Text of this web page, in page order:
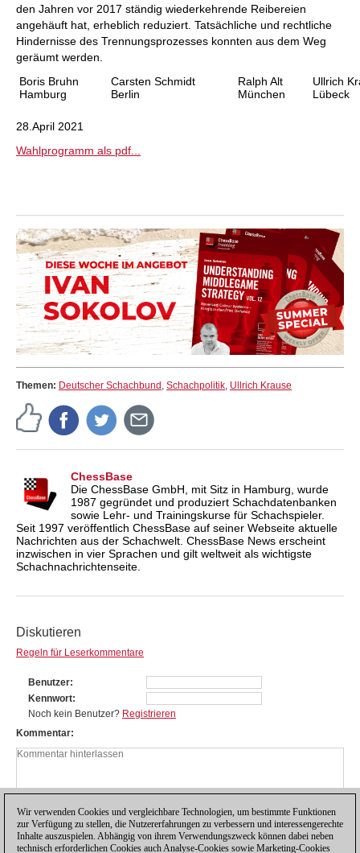
den Jahren vor 2017 ständig wiederkehrende Reibereien
angehäuft hat, erheblich reduziert. Tatsächliche und rechtliche
Hindernisse des Trennungsprozesses konnten aus dem Weg
geräumt werden.
Boris Bruhn
Hamburg
Carsten Schmidt
Berlin
Ralph Alt
München
Ullrich
Lübeck
28.April 2021
Wahlprogramm als pdf...
Themen: Deutscher Schachbund , Schachpolitik, Ullrich Krause
ChessBase
Die ChessBase GmbH, mit Sitz in Hamburg, wurde
1987 gegründet und produziert Schachdatenbanken
sowie Lehr- und Trainingskurse für Schachspieler.
Seit 1997 veröffentlich ChessBase auf seiner Webseite aktuelle
Nachrichten aus der Schachwelt. ChessBase News erscheint
inzwischen in vier Sprachen und gilt weltweit als wichtigste
Schachnachrichtenseite.
Diskutieren
Regeln für Leserkommentare
Benutzer
Kennwort
Noch kein Benutzer? Registrieren
Kommentar
Wir verwenden Cookies und vergleichbare Technologien, um bestimmte Funktionen
zur Verfügung zu stellen, die Nutzererfahrungen zu verbessern und interessengerechte
Inhalte auszuspielen. Abhängig von ihrem Verwendungszweck können dabei neben
technisch erforderlichen Cookies auch Analyse-Cookies sowie Marketing-Cookies